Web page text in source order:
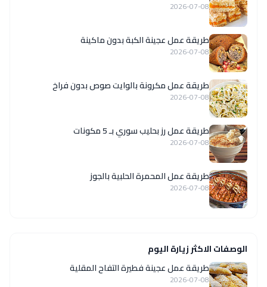
2026-07-08
طريقة عمل عجينة الكبة بدون ماكينة
2026-07-08
طريقة عمل مكرونة بالوايت صوص بدون فراخ
2026-07-08
طريقة عمل رز بحليب سوري بـ 5 مكونات
2026-07-08
طريقة عمل المحمرة الحلبية بالجوز
2026-07-08
الوصفات الاكثر زيارة اليوم
طريقة عمل عجينة فطيرة التفاح المقلية
2026-07-08